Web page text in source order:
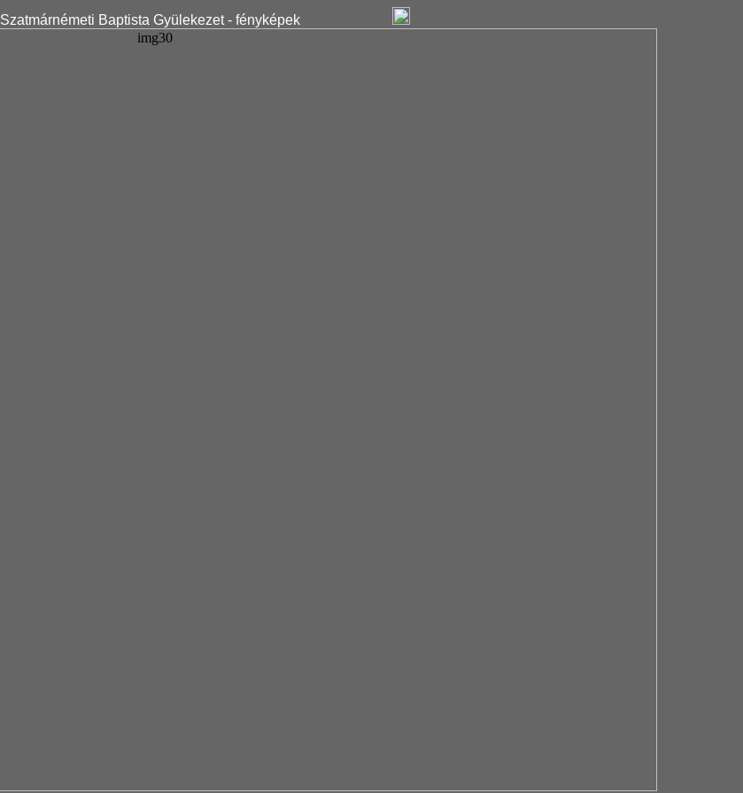
Szatmárnémeti Baptista Gyülekezet - fényképek